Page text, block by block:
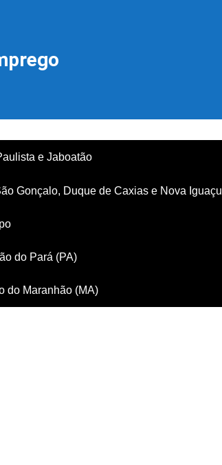
e Jaboatão
Gonçalo, Duque de Caxias e Nova Iguaçu
do Pará (PA)
do Maranhão (MA)